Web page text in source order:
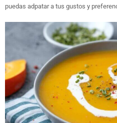
puedas adpatar a tus gustos y